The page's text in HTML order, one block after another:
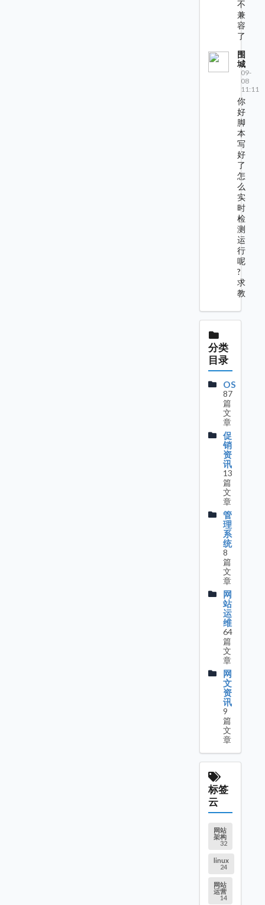
不
兼
容
了
围
城
09-
08
11:11
你
好
脚
本
写
好
了
怎
么
实
时
检
测
运
行
呢
?
求
教
分类
目录
OS
87
篇
文
章
促
销
资
讯
13
篇
文
章
管
理
系
统
8
篇
文
章
网
站
运
维
64
篇
文
章
网
文
资
讯
9
篇
文
章
标签
云
网站
架构
32
linux
24
网站
运营
14